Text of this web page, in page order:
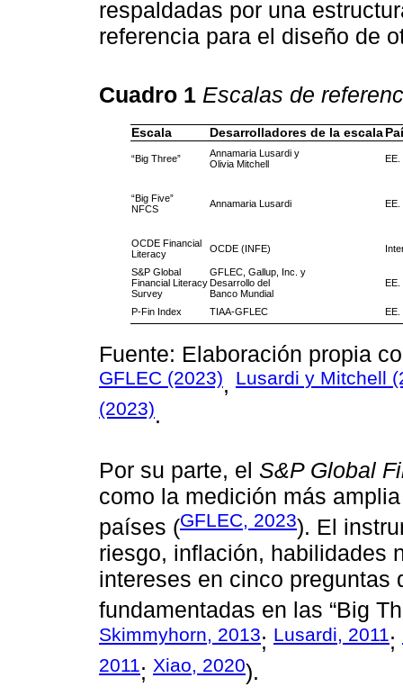
respaldadas por una
referencia para el diseño de
Cuadro 1 Escalas de
Escala Desarrolladores de la escala
“Big Three”
Annamaria Lusardi y
Olivia Mitchell
“Big Five”
NFCS
Annamaria Lusardi
OCDE Financial
Literacy
OCDE (INFE)
S&P Global
Financial Literacy
Survey
GFLEC, Gallup, Inc. y
Desarrollo del
Banco Mundial
P-Fin Index TIAA-GFLEC
Fuente: Elaboración propia
GFLEC (2023), Lusardi y Mitchell
(2023).
Por su parte, el S&P Global
como la medición más
países (GFLEC, 2023). El
riesgo, inflación, habilidades
intereses en cinco preguntas
fundamentadas en las “Big
Skimmyhorn, 2013; Lusardi, 2011 ;
2011; Xiao, 2020).